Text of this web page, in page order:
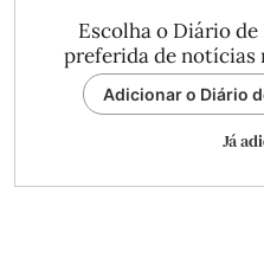
Escolha o Diário
preferida de notícias
Adicionar o Diário
Já